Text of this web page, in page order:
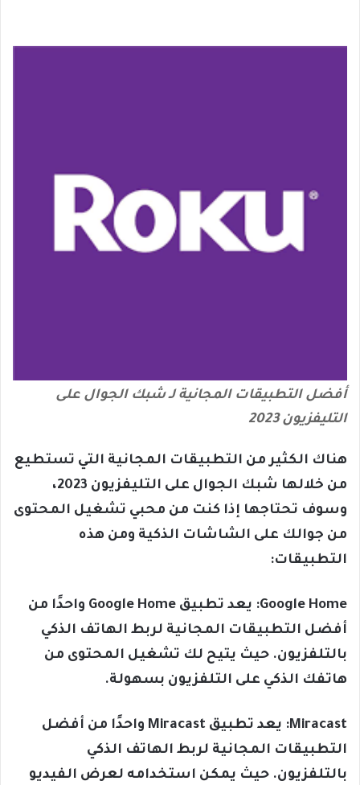
أفضل التطبيقات المجانية لـ شبك الجوال على
التليفزيون 2023
هناك الكثير من التطبيقات المجانية التي تستطيع
من خلالها شبك الجوال على التليفزيون 2023،
وسوف تحتاجها إذا كنت من محبي تشغيل المحتوى
من جوالك على الشاشات الذكية ومن هذه
التطبيقات:
Google Home: يعد تطبيق Google Home واحدًا من
أفضل التطبيقات المجانية لربط الهاتف الذكي
بالتلفزيون. حيث يتيح لك تشغيل المحتوى من
هاتفك الذكي على التلفزيون بسهولة.
Miracast: يعد تطبيق Miracast واحدًا من أفضل
التطبيقات المجانية لربط الهاتف الذكي
بالتلفزيون. حيث يمكن استخدامه لعرض الفيديو